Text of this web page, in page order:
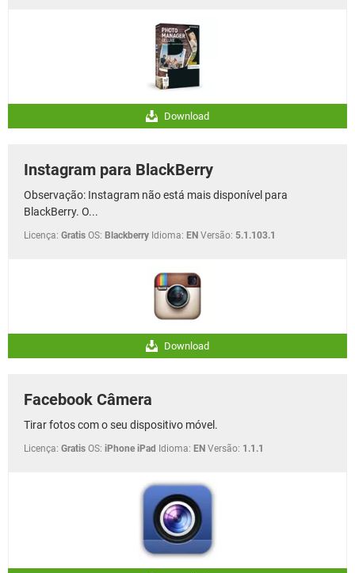
Download
Instagram para BlackBerry
Observação: Instagram não está mais disponível para
BlackBerry. O...
Licença: Gratis OS: Blackberry Idioma: EN Versão: 5.1.103.1
Download
Facebook Câmera
Tirar fotos com o seu dispositivo móvel.
Licença: Gratis OS: iPhone iPad Idioma: EN Versão: 1.1.1